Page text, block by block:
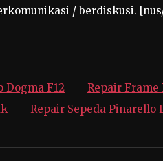
/ berdiskusi.
Dogma F12 Repair Frame
Repair Sepeda Pinarello